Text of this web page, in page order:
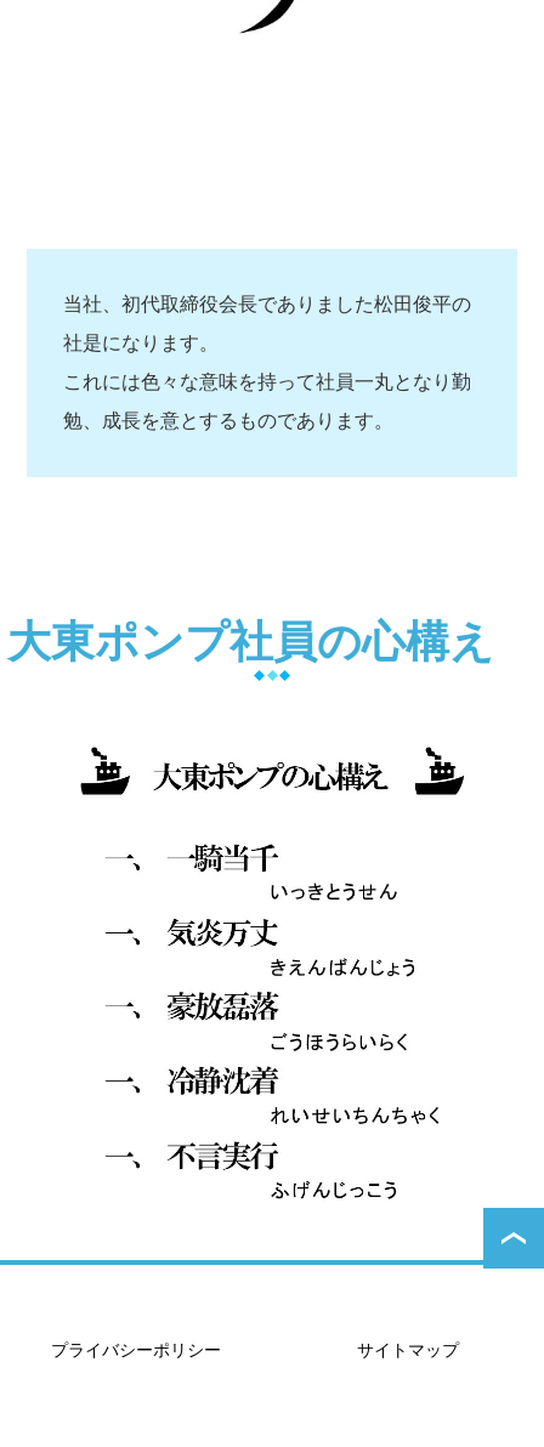
当社、初代取締役会長でありました松田俊平の
社是になります。
これには色々な意味を持って社員一丸となり勤
勉、成長を意とするものであります。
大東ポンプ社員の心構え
プライバシーポリシー サイトマップ